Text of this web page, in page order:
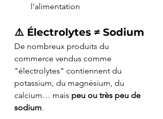
l’alimentation
⚠️ Électrolytes ≠ Sodium
De nombreux produits du
commerce vendus comme
"électrolytes" contiennent du
potassium, du magnésium, du
calcium… mais peu ou très peu de
sodium.